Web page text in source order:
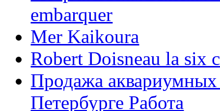
embarquer
Mer Kaikoura
Robert Doisneau la six
Продажа аквариумных
Петербурге Работа